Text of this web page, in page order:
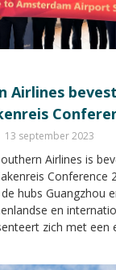
Airlines
13 september 2023
Airlines is
Conference
hubs Guangzhou
en
zich met een